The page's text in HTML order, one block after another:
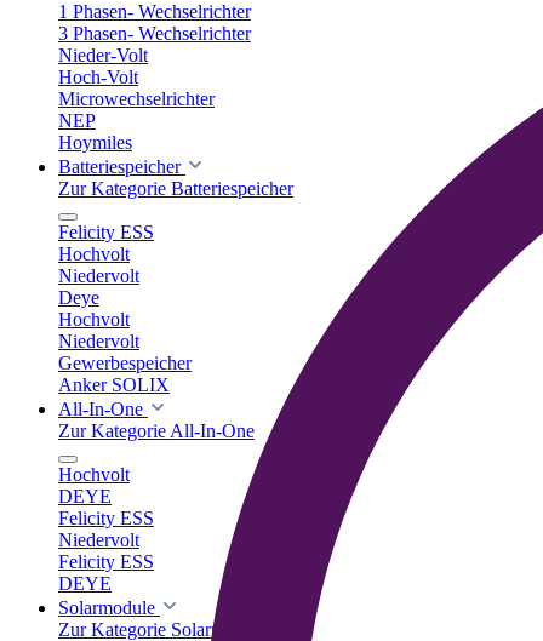
1 Phasen- Wechselrichter
3 Phasen- Wechselrichter
Nieder-Volt
Hoch-Volt
Microwechselrichter
NEP
Hoymiles
Batteriespeicher
Zur Kategorie Batteriespeicher
Felicity ESS
Hochvolt
Niedervolt
Deye
Hochvolt
Niedervolt
Gewerbespeicher
Anker SOLIX
All-In-One
Zur Kategorie All-In-One
Hochvolt
DEYE
Felicity ESS
Niedervolt
Felicity ESS
DEYE
Solarmodule
Zur Kategorie Solarmodule